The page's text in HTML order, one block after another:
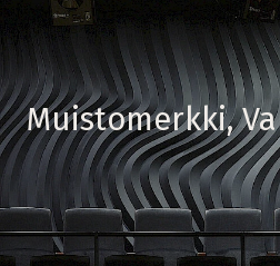
Muistomerkki,